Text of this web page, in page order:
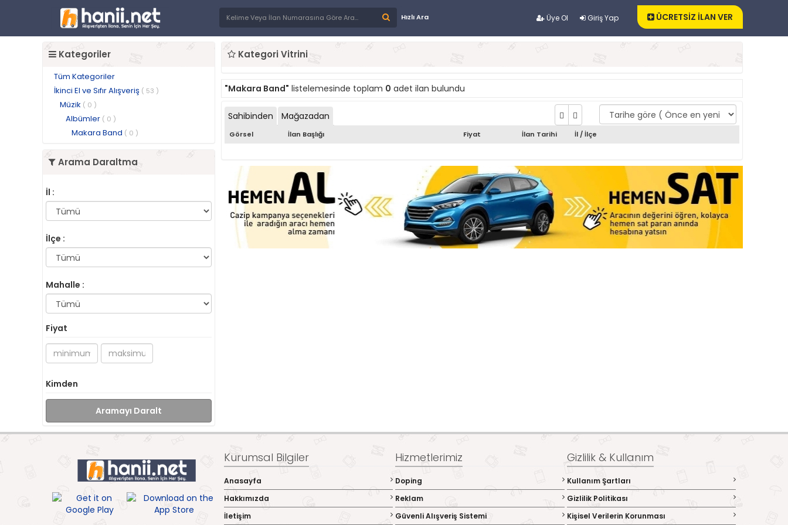
Üye Ol Giriş Yap
Hızlı Ara ÜCRETSİZ İLAN VER
Kategoriler
Tüm Kategoriler
İkinci El ve Sıfır Alışveriş ( 53 )
Müzik ( 0 )
Albümler ( 0 )
Makara Band ( 0 )
Arama Daraltma
İl :
İlçe :
Mahalle :
Fiyat
Kimden
Aramayı Daralt
Kategori Vitrini
"Makara Band" listelemesinde toplam 0 adet ilan bulundu
Sahibinden Mağazadan
Görsel İlan Başlığı Fiyat İlan Tarihi İl / İlçe
Kurumsal Bilgiler
Anasayfa
Hakkımızda
İletişim
Hizmetlerimiz
Doping
Reklam
Güvenli Alışveriş Sistemi
Gizlilik & Kullanım
Kullanım Şartları
Gizlilik Politikası
Kişisel Verilerin Korunması